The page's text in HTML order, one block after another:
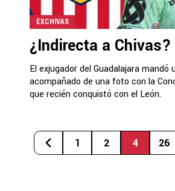
EXCHIVAS
¿Indirecta a Chivas?
El exjugador del Guadalajara mandó
acompañado de una foto con la
que recién conquistó con el León.
1 2 4 26